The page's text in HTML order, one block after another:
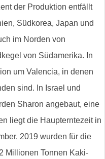
der Produktion entfällt
Südkorea, Japan und
im Norden von
von Südamerika. In
um Valencia, in denen
sind. In Israel und
Sharon angebaut, eine
liegt die Haupterntezeit in
2019 wurden für die
Millionen Tonnen Kaki-